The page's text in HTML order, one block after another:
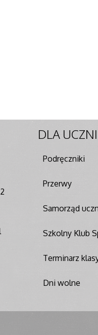
DLA
Podręczniki
Przerwy
Samorząd
Szkolny Klub
Terminarz
Dni wolne